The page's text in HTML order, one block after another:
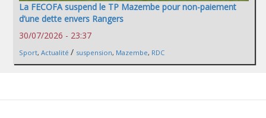
La FECOFA suspend le TP Mazembe pour non-paiement
d’une dette envers Rangers
30/07/2026 - 23:37
Sport, Actualité / suspension, Mazembe, RDC